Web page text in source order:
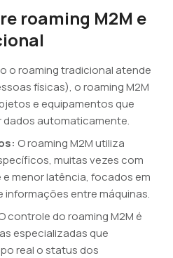
roaming M2M e
o roaming tradicional atende
físicas), o roaming M2M
e equipamentos que
dados automaticamente.
O roaming M2M utiliza
muitas vezes com
e menor latência, focados em
entre máquinas.
controle do roaming M2M é
especializadas que
real o status dos